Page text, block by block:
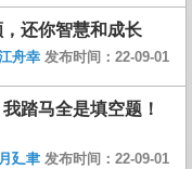
还你智慧和成长
舟幸 发布时间：22-09-01
踏马全是填空题！
廴聿 发布时间：22-09-01